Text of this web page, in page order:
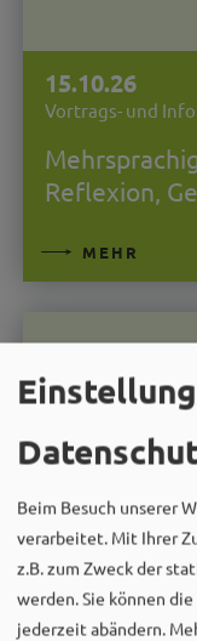
15.10.26
Vortrags- und
Reflexion,
MEHR
Beim Besuch unserer
verarbeitet. Mit Ihrer
z.B. zum Zweck der
werden. Sie können
jederzeit abändern.